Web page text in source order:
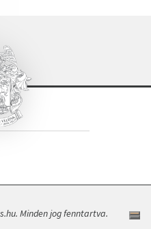
Minden jog fenntartva.